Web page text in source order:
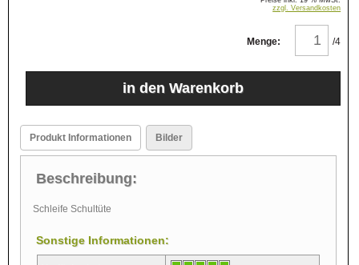
zzgl. Versandkosten
Menge: /4
Produkt Informationen Bilder
Beschreibung:
Schleife Schultüte
Sonstige Informationen: